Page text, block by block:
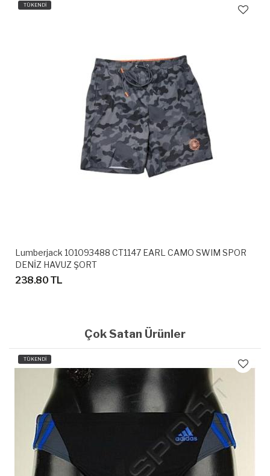
TÜKENDİ
Lumberjack 101093488 CT1147 EARL CAMO SWIM SPOR
DENİZ HAVUZ ŞORT
238.80 TL
Çok Satan Ürünler
TÜKENDİ